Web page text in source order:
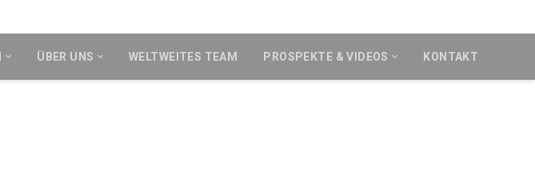
ÜBER UNS WELTWEITES TEAM PROSPEKTE & VIDEOS KONTAKT